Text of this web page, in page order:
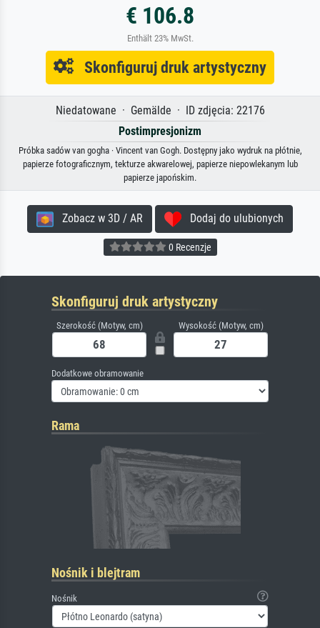
€ 106.8
Enthält 23% MwSt.
Skonfiguruj druk artystyczny
Niedatowane · Gemälde · ID zdjęcia: 22176
Postimpresjonizm
Próbka sadów van gogha · Vincent van Gogh. Dostępny jako wydruk na płótnie,
papierze fotograficznym, tekturze akwarelowej, papierze niepowlekanym lub
papierze japońskim.
Zobacz w 3D / AR Dodaj do ulubionych
0 Recenzje
Skonfiguruj druk artystyczny
Szerokość (Motyw, cm) Wysokość (Motyw, cm)
Dodatkowe obramowanie
Rama
Nośnik i blejtram
Nośnik